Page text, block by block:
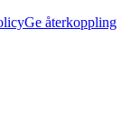
Ge återkoppling